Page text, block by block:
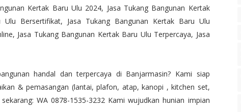
Kertak Baru Ulu 2024, Jasa Tukang Bangunan Kertak
Bersertifikat, Jasa Tukang Bangunan Kertak Baru Ulu
Jasa Tukang Bangunan Kertak Baru Ulu Terpercaya, Jasa
handal dan terpercaya di Banjarmasin? Kami siap
& pemasangan (lantai, plafon, atap, kanopi , kitchen set,
WA 0878-1535-3232 Kami wujudkan hunian impian